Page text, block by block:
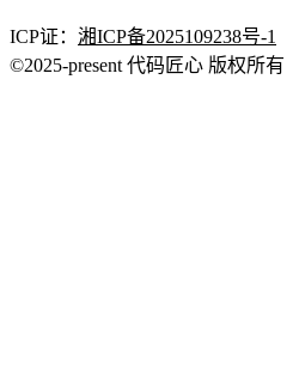
ICP证： 湘ICP备2025109238号-1
©2025-present 代码匠心 版权所有